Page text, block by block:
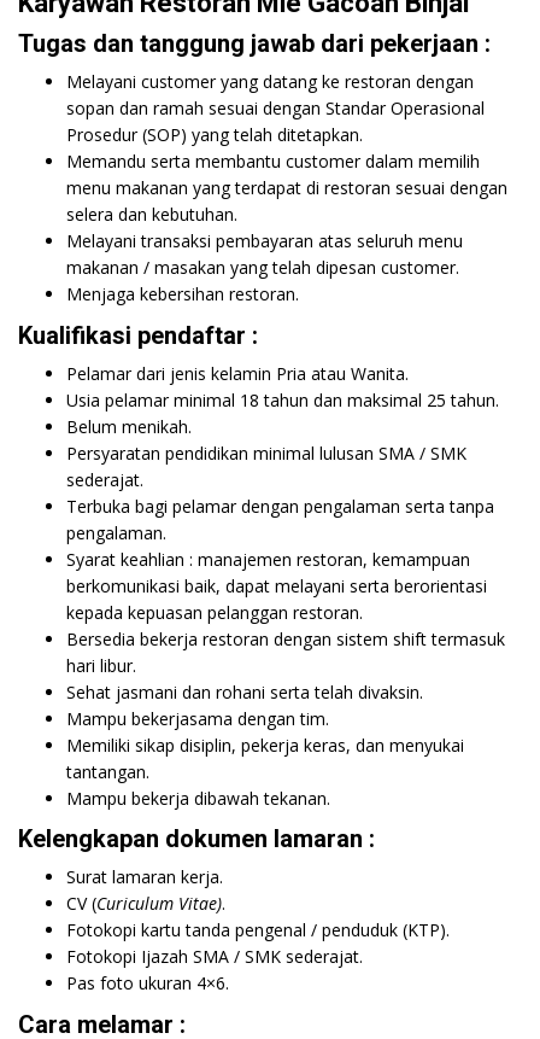
Tugas dan tanggung jawab dari pekerjaan :
Melayani customer yang datang ke restoran dengan
sopan dan ramah sesuai dengan Standar Operasional
Prosedur (SOP) yang telah ditetapkan.
Memandu serta membantu customer dalam memilih
menu makanan yang terdapat di restoran sesuai dengan
selera dan kebutuhan.
Melayani transaksi pembayaran atas seluruh menu
makanan / masakan yang telah dipesan customer.
Menjaga kebersihan restoran.
Kualifikasi pendaftar :
Pelamar dari jenis kelamin Pria atau Wanita.
Usia pelamar minimal 18 tahun dan maksimal 25 tahun.
Belum menikah.
Persyaratan pendidikan minimal lulusan SMA / SMK
sederajat.
Terbuka bagi pelamar dengan pengalaman serta tanpa
pengalaman.
Syarat keahlian : manajemen restoran, kemampuan
berkomunikasi baik, dapat melayani serta berorientasi
kepada kepuasan pelanggan restoran.
Bersedia bekerja restoran dengan sistem shift termasuk
hari libur.
Sehat jasmani dan rohani serta telah divaksin.
Mampu bekerjasama dengan tim.
Memiliki sikap disiplin, pekerja keras, dan menyukai
tantangan.
Mampu bekerja dibawah tekanan.
Kelengkapan dokumen lamaran :
Surat lamaran kerja.
CV (Curiculum Vitae).
Fotokopi kartu tanda pengenal / penduduk (KTP).
Fotokopi Ijazah SMA / SMK sederajat.
Pas foto ukuran 4×6.
Cara melamar :